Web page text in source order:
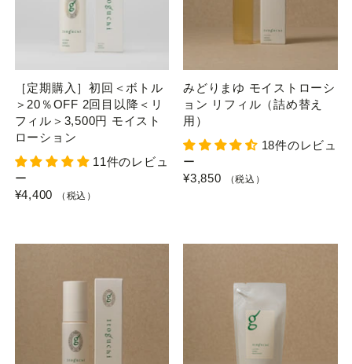
［定期購入］初回＜ボトル
＞20％OFF 2回目以降＜リ
フィル＞3,500円 モイスト
ローション
11件のレビュ
ー
¥4,400
（税込）
みどりまゆ モイストローシ
ョン リフィル（詰め替え
用）
18件のレビュ
ー
¥3,850
（税込）